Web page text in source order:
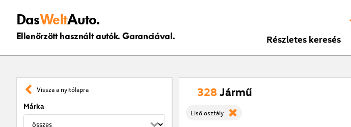
DasWeltAuto.
Ellenőrzött használt autók. Garanciával. Részletes keresés
Vissza a nyitólapra
Márka
328Jármű
Első osztály